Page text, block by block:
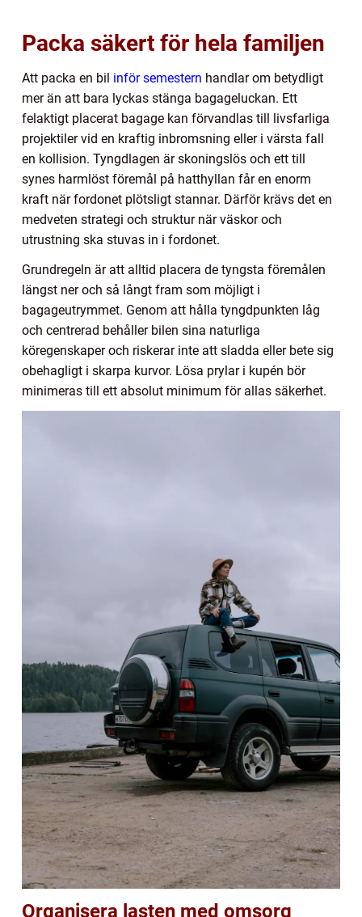
Packa säkert för hela familjen
Att packa en bil inför semestern handlar om betydligt
mer än att bara lyckas stänga bagageluckan. Ett
felaktigt placerat bagage kan förvandlas till livsfarliga
projektiler vid en kraftig inbromsning eller i värsta fall
en kollision. Tyngdlagen är skoningslös och ett till
synes harmlöst föremål på hatthyllan får en enorm
kraft när fordonet plötsligt stannar. Därför krävs det en
medveten strategi och struktur när väskor och
utrustning ska stuvas in i fordonet.
Grundregeln är att alltid placera de tyngsta föremålen
längst ner och så långt fram som möjligt i
bagageutrymmet. Genom att hålla tyngdpunkten låg
och centrerad behåller bilen sina naturliga
köregenskaper och riskerar inte att sladda eller bete sig
obehagligt i skarpa kurvor. Lösa prylar i kupén bör
minimeras till ett absolut minimum för allas säkerhet.
Organisera lasten med omsorg